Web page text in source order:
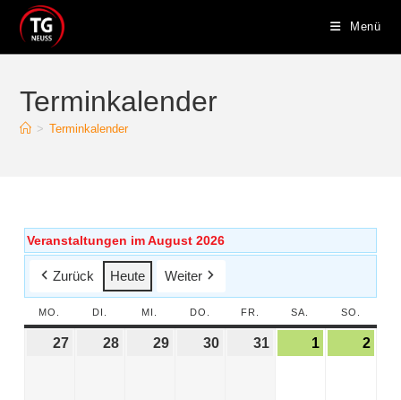
Menü
Terminkalender
> Terminkalender
Veranstaltungen im August 2026
Zurück Heute Weiter
MO. DI. MI. DO. FR. SA. SO.
27 28 29 30 31 1 2